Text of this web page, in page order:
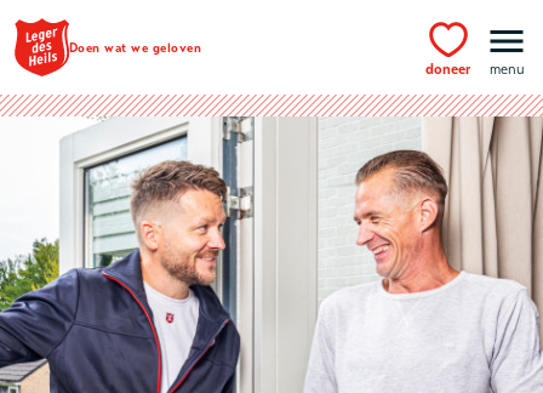
Ga naar hoofdinhoud
Doen wat we geloven
doneer menu